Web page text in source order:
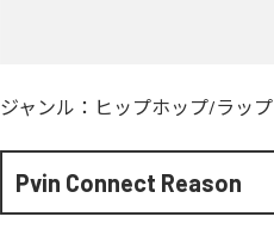
ジャンル： ヒップホップ/ラップ
Pvin Connect Reason